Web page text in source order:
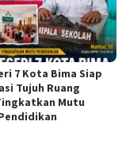
7 Kota Bima Siap
Tujuh Ruang
Mutu